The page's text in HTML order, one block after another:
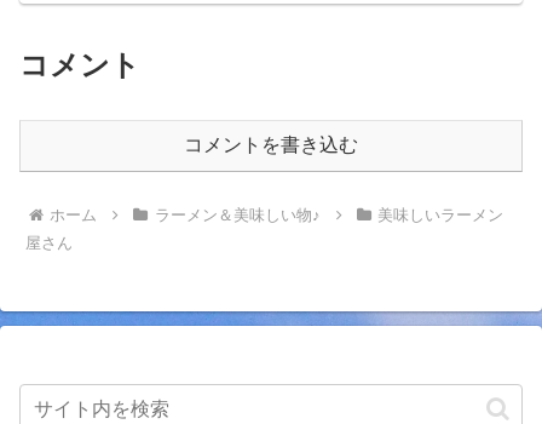
コメント
コメントを書き込む
ホーム ラーメン＆美味しい物♪
美味しいラーメン
屋さん